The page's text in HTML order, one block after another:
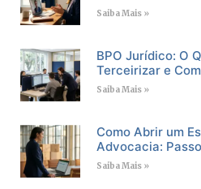
Saiba Mais »
BPO Jurídico: O
Terceirizar e
Saiba Mais »
Como Abrir um
Advocacia:
Saiba Mais »